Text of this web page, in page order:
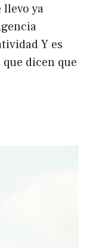
llevo ya
Y es
que dicen que